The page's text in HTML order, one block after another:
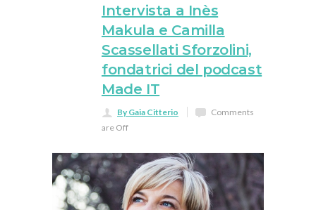
Intervista a Inès
Makula e Camilla
Scassellati Sforzolini,
fondatrici del podcast
Made IT
By Gaia Citterio
Comments
are Off